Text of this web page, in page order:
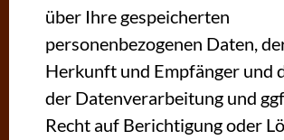
über Ihre gespeicherten
personenbezogenen Daten,
Herkunft und Empfänger und
der Datenverarbeitung und
Recht auf Berichtigung oder